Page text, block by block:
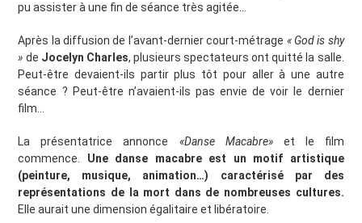
pu assister à une fin de séance très agitée…
Après la diffusion de l’avant-dernier court-métrage « God is shy
» de Jocelyn Charles, plusieurs spectateurs ont quitté la salle.
Peut-être devaient-ils partir plus tôt pour aller à une autre
séance ? Peut-être n’avaient-ils pas envie de voir le dernier
film…
La présentatrice annonce «Danse Macabre»et le film
commence. Une danse macabre est un motif artistique
(peinture, musique, animation…) caractérisé par des
représentations de la mort dans de nombreuses cultures.
Elle aurait une dimension égalitaire et libératoire.